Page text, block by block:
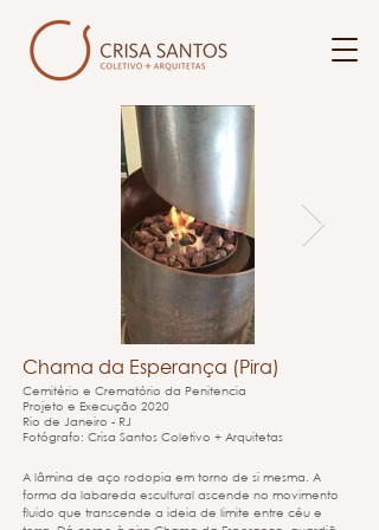
Chama da Esperança (Pira)
Cemitério e Crematório da Penitencia
Projeto e Execução 2020
Rio de Janeiro - RJ
Fotógrafo: Crisa Santos Coletivo + Arquitetas
A lâmina de aço rodopia em torno de si mesma. A
forma da labareda escultural ascende no movimento
fluido que transcende a ideia de limite entre céu e